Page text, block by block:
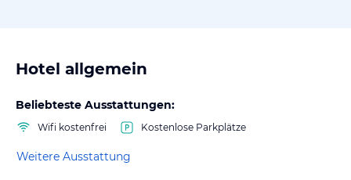
Hotel allgemein
Beliebteste Ausstattungen:
Wifi kostenfrei Kostenlose Parkplätze
Weitere Ausstattung